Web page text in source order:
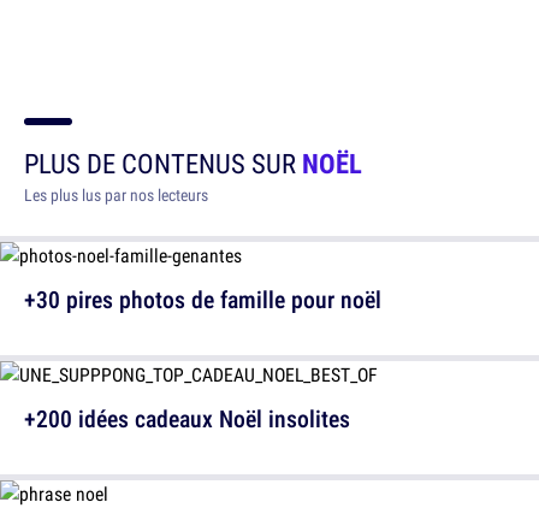
PLUS DE CONTENUS SURNOËL
Les plus lus par nos lecteurs
+30 pires photos de famille pour noël
+200 idées cadeaux Noël insolites